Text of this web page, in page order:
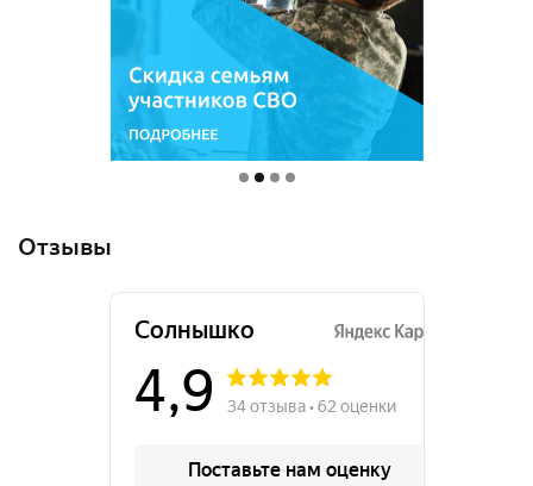
Отзывы